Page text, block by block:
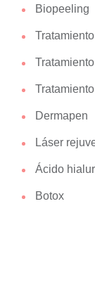
Biopeeling
Dermapen
Láser
Ácido
Botox